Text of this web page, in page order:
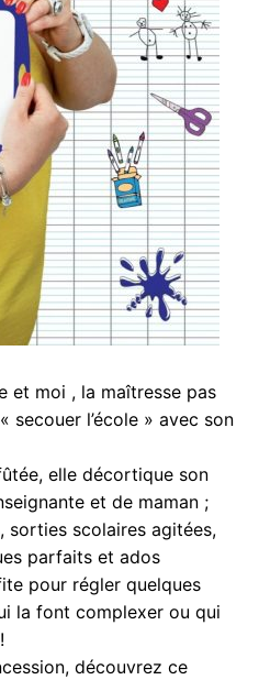
et moi , la maîtresse pas
secouer l’école » avec son
elle décortique son
et de maman ;
sorties scolaires agitées,
parfaits et ados
pour régler quelques
la font complexer ou qui
découvrez ce